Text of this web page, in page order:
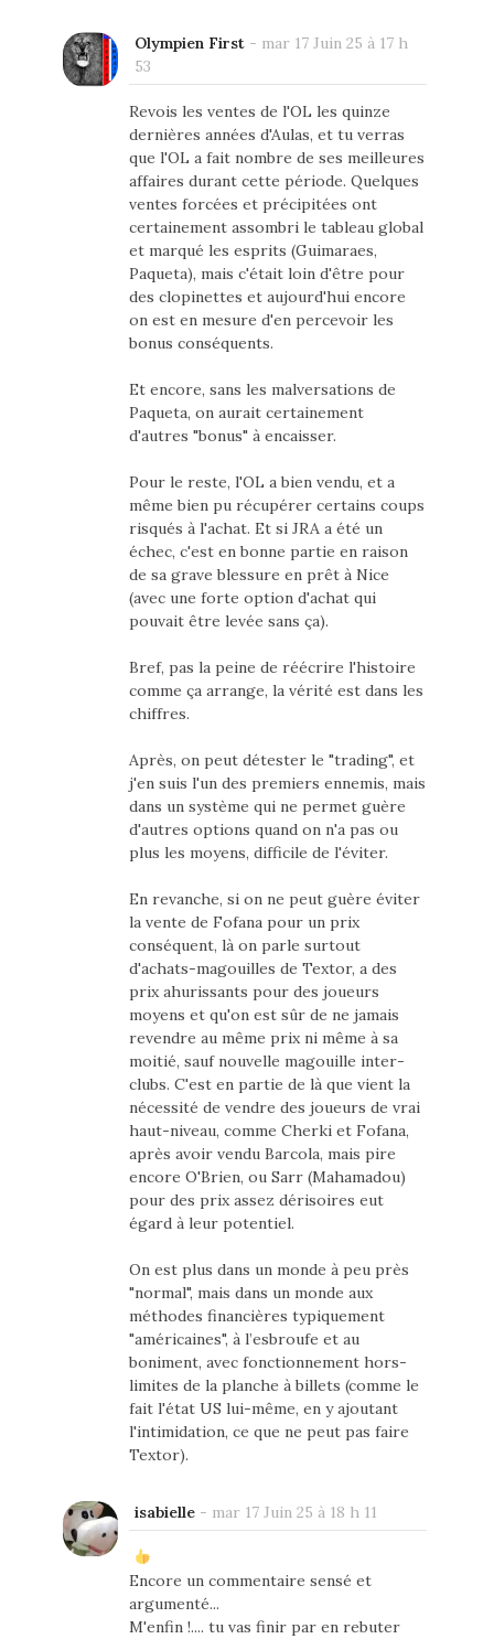
Olympien First- mar 17 Juin 25 à 17 h
53
Revois les ventes de l'OL les quinze
dernières années d'Aulas, et tu verras
que l'OL a fait nombre de ses meilleures
affaires durant cette période. Quelques
ventes forcées et précipitées ont
certainement assombri le tableau global
et marqué les esprits (Guimaraes,
Paqueta), mais c'était loin d'être pour
des clopinettes et aujourd'hui encore
on est en mesure d'en percevoir les
bonus conséquents.
Et encore, sans les malversations de
Paqueta, on aurait certainement
d'autres "bonus" à encaisser.
Pour le reste, l'OL a bien vendu, et a
même bien pu récupérer certains coups
risqués à l'achat. Et si JRA a été un
échec, c'est en bonne partie en raison
de sa grave blessure en prêt à Nice
(avec une forte option d'achat qui
pouvait être levée sans ça).
Bref, pas la peine de réécrire l'histoire
comme ça arrange, la vérité est dans les
chiffres.
Après, on peut détester le "trading", et
j'en suis l'un des premiers ennemis, mais
dans un système qui ne permet guère
d'autres options quand on n'a pas ou
plus les moyens, difficile de l'éviter.
En revanche, si on ne peut guère éviter
la vente de Fofana pour un prix
conséquent, là on parle surtout
d'achats-magouilles de Textor, a des
prix ahurissants pour des joueurs
moyens et qu'on est sûr de ne jamais
revendre au même prix ni même à sa
moitié, sauf nouvelle magouille inter-
clubs. C'est en partie de là que vient la
nécessité de vendre des joueurs de vrai
haut-niveau, comme Cherki et Fofana,
après avoir vendu Barcola, mais pire
encore O'Brien, ou Sarr (Mahamadou)
pour des prix assez dérisoires eut
égard à leur potentiel.
On est plus dans un monde à peu près
"normal", mais dans un monde aux
méthodes financières typiquement
"américaines", à l’esbroufe et au
boniment, avec fonctionnement hors-
limites de la planche à billets (comme le
fait l'état US lui-même, en y ajoutant
l'intimidation, ce que ne peut pas faire
Textor).
isabielle- mar 17 Juin 25 à 18 h 11
Encore un commentaire sensé et
argumenté...
M'enfin !.... tu vas finir par en rebuter